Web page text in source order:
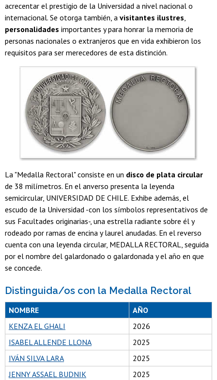
acrecentar el prestigio de la Universidad a nivel nacional o
internacional. Se otorga también, a visitantes ilustres,
personalidades importantes y para honrar la memoria de
personas nacionales o extranjeros que en vida exhibieron los
requisitos para ser merecedores de esta distinción.
La "Medalla Rectoral" consiste en un disco de plata circular
de 38 milímetros. En el anverso presenta la leyenda
semicircular, UNIVERSIDAD DE CHILE. Exhibe además, el
escudo de la Universidad -con los símbolos representativos de
sus Facultades originarias-, una estrella radiante sobre él y
rodeado por ramas de encina y laurel anudadas. En el reverso
cuenta con una leyenda circular, MEDALLA RECTORAL, seguida
por el nombre del galardonado o galardonada y el año en que
se concede.
Distinguida/os con la Medalla Rectoral
NOMBRE
AÑO
KENZA EL GHALI
2026
ISABEL ALLENDE LLONA
2025
IVÁN SILVA LARA
2025
JENNY ASSAEL BUDNIK
2025